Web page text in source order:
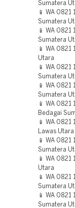
Sumatera
📱 WA
Sumatera
📱 WA
Sumatera
📱 WA
Utara
📱 WA
Sumatera
📱 WA
Sumatera
📱 WA
Bedagai
📱 WA
Lawas
📱 WA
Sumatera
📱 WA
Utara
📱 WA
Sumatera
📱 WA
Sumatera